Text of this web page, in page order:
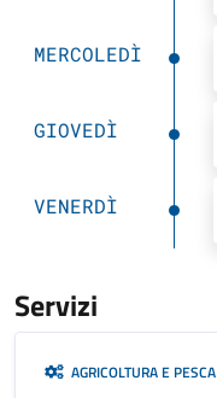
MERCOLEDÌ
GIOVEDÌ
VENERDÌ
Servizi
AGRICOLTURA E PESCA